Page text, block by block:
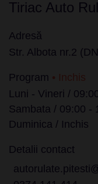
Tiriac Auto
Adresă
Str. Albota nr.2
Program • Inchis
Luni - Vineri /
Sambata / 09:00 -
Duminica / Inchis
Detalii contact